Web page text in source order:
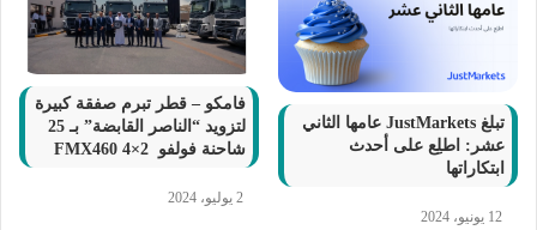
تبلغ JustMarkets عامها الثاني
عشر: اطلِع على أحدث
ابتكاراتها
12 يونيو، 2024
فامكو – قطر تبرم صفقة كبيرة
لتزويد “الناصر القابضة” بـ 25
شاحنة فولفو FMX460 4×2
2 يوليو، 2024